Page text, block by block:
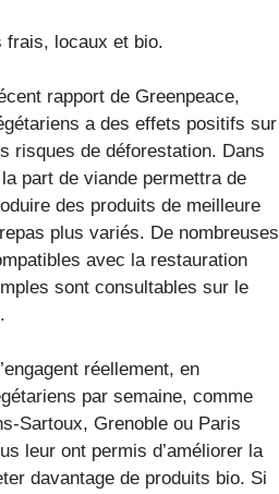
frais, locaux et bio.
rapport de Greenpeace,
a des effets positifs sur
risques de déforestation. Dans
part de viande permettra de
des produits de meilleure
plus variés. De nombreuses
avec la restauration
sont consultables sur le
.
réellement, en
par semaine, comme
Sartoux, Grenoble ou Paris
leur ont permis d’améliorer la
davantage de produits bio. Si